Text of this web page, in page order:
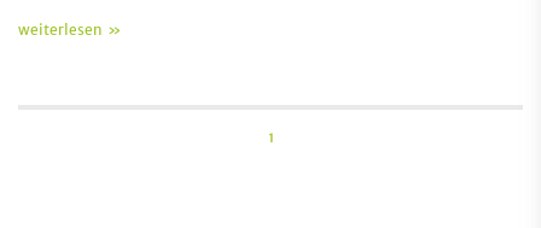
weiterlesen »
1